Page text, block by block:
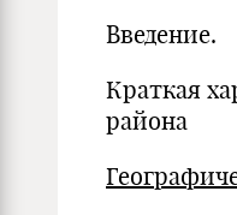
Введение.
Краткая
района